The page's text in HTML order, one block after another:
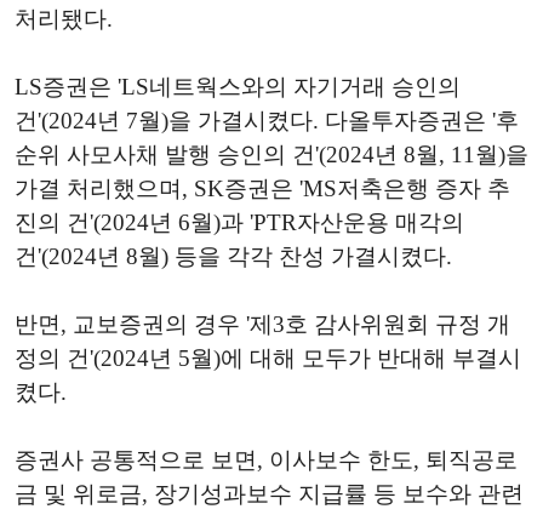
처리됐다.
LS증권은 'LS네트웍스와의 자기거래 승인의
건'(2024년 7월)을 가결시켰다. 다올투자증권은 '후
순위 사모사채 발행 승인의 건'(2024년 8월, 11월)을
가결 처리했으며, SK증권은 'MS저축은행 증자 추
진의 건'(2024년 6월)과 'PTR자산운용 매각의
건'(2024년 8월) 등을 각각 찬성 가결시켰다.
반면, 교보증권의 경우 '제3호 감사위원회 규정 개
정의 건'(2024년 5월)에 대해 모두가 반대해 부결시
켰다.
증권사 공통적으로 보면, 이사보수 한도, 퇴직공로
금 및 위로금, 장기성과보수 지급률 등 보수와 관련